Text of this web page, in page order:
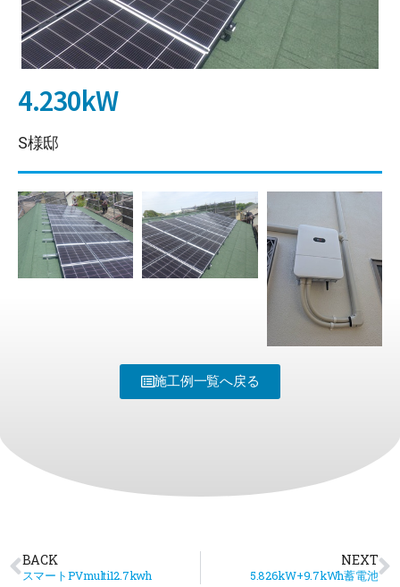
4.230kW
S様邸
施工例一覧へ戻る
BACK
スマートPVmulti12.7kwh
NEXT
5.826kW+9.7kWh蓄電池